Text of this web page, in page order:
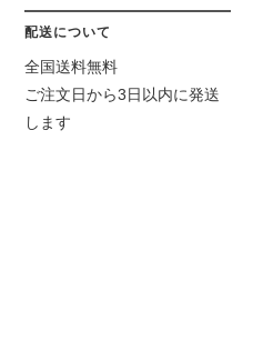
配送について
全国送料無料
ご注文日から3日以内に発送
します